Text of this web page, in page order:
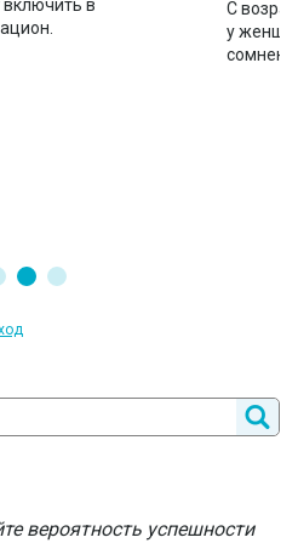
в
С
у
вероятность успешности